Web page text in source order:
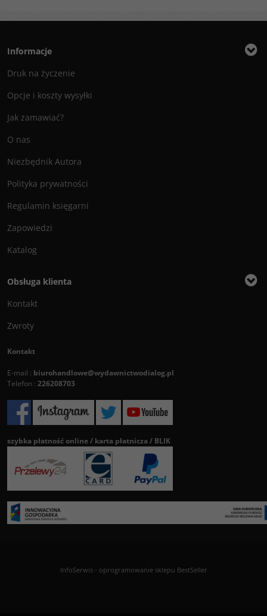
Informacje
Druk na życzenie
Opcje i koszty wysyłki
Jak zamawiać?
O nas
Niezbędnik Autora
Polityka prywatności
Regulamin księgarni
Zapowiedzi
Katalog
Obsługa klienta
Kontakt
Zwroty
Kontakt
E-mail : biurohandlowe@wydawnictwodialog.pl
Telefon : 226208703
szybka płatność online / karta płatnicza / BLIK
InfoSerwis- oprogramowanie sklepu BestSeller